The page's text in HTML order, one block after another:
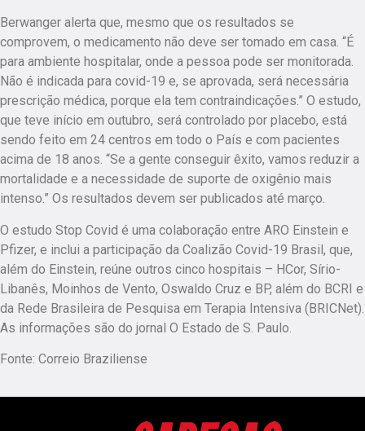
Berwanger alerta que, mesmo que os resultados se
comprovem, o medicamento não deve ser tomado em casa. “É
para ambiente hospitalar, onde a pessoa pode ser monitorada.
Não é indicada para covid-19 e, se aprovada, será necessária
prescrição médica, porque ela tem contraindicações.” O estudo,
que teve início em outubro, será controlado por placebo, está
sendo feito em 24 centros em todo o País e com pacientes
acima de 18 anos. “Se a gente conseguir êxito, vamos reduzir a
mortalidade e a necessidade de suporte de oxigênio mais
intenso.” Os resultados devem ser publicados até março.
O estudo Stop Covid é uma colaboração entre ARO Einstein e
Pfizer, e inclui a participação da Coalizão Covid-19 Brasil, que,
além do Einstein, reúne outros cinco hospitais – HCor, Sírio-
Libanês, Moinhos de Vento, Oswaldo Cruz e BP, além do BCRI e
da Rede Brasileira de Pesquisa em Terapia Intensiva (BRICNet).
As informações são do jornal O Estado de S. Paulo.
Fonte: Correio Braziliense